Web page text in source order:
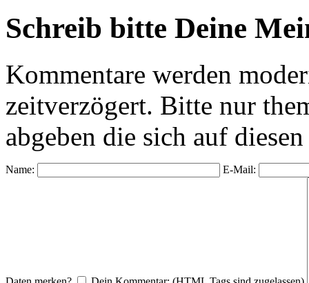
Schreib bitte Deine
Kommentare werden
zeitverzögert. Bitte nur
abgeben die sich auf
Name: E-Mail: